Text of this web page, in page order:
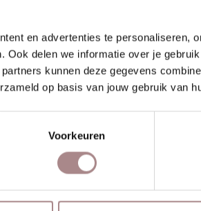
en advertenties te personaliseren,
Ook delen we informatie over je
kunnen deze gegevens
op basis van jouw gebruik van
Voorkeuren €